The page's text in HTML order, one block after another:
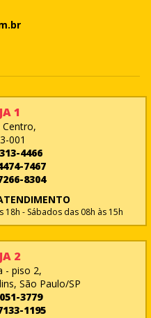
1
001
4466
7467
8304
18h - Sábados das 08h às 15h
2
- piso 2,
São Paulo/SP
3779
1195